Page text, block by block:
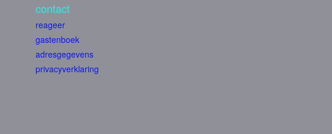
contact
reageer
gastenboek
adresgegevens
privacyverklaring